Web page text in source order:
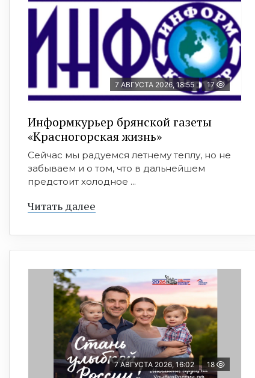
7 АВГУСТА 2026, 18:55 17
Информкурьер брянской газеты
«Красногорская жизнь»
Сейчас мы радуемся летнему теплу, но не
забываем и о том, что в дальнейшем
предстоит холодное ...
Читать далее
7 АВГУСТА 2026, 16:02 18